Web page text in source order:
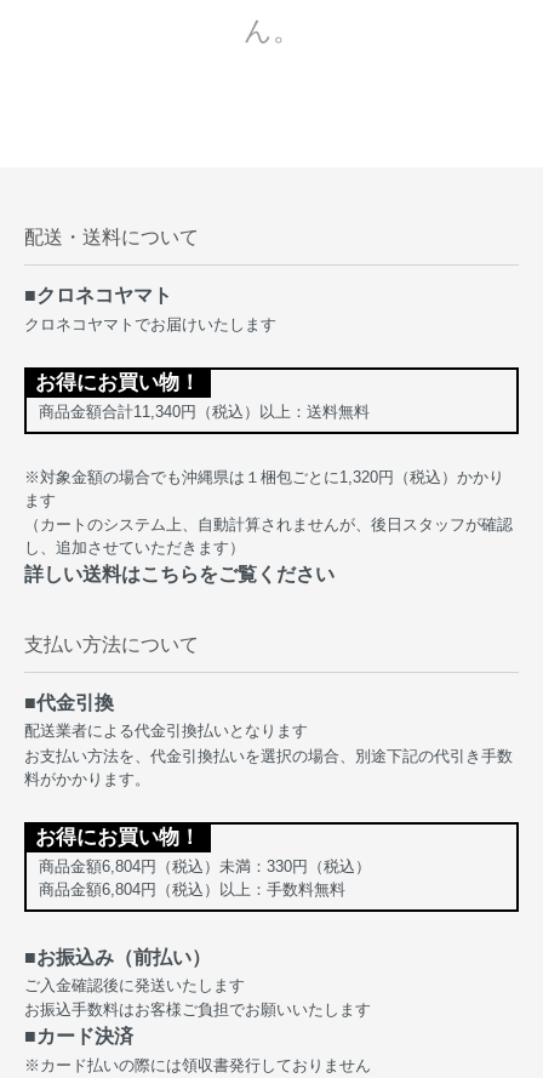
ん。
配送・送料について
■クロネコヤマト
クロネコヤマトでお届けいたします
お得にお買い物！
商品金額合計11,340円（税込）以上：送料無料
※対象金額の場合でも沖縄県は１梱包ごとに1,320円（税込）かかり
ます
（カートのシステム上、自動計算されませんが、後日スタッフが確認
し、追加させていただきます）
詳しい送料はこちらをご覧ください
支払い方法について
■代金引換
配送業者による代金引換払いとなります
お支払い方法を、代金引換払いを選択の場合、別途下記の代引き手数
料がかかります。
お得にお買い物！
商品金額6,804円（税込）未満：330円（税込）
商品金額6,804円（税込）以上：手数料無料
■お振込み（前払い）
ご入金確認後に発送いたします
お振込手数料はお客様ご負担でお願いいたします
■カード決済
※カード払いの際には領収書発行しておりません